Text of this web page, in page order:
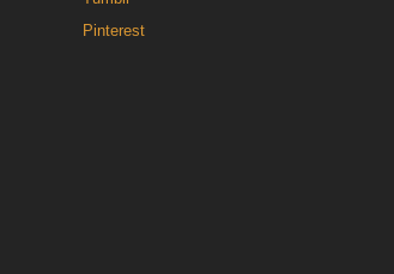
Pinterest